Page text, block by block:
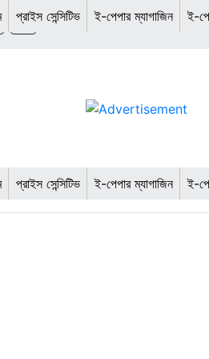
প্রাইস সেন্সিটিভ ই-পেপার ম্যাগাজিন ই-
প্রাইস সেন্সিটিভ ই-পেপার ম্যাগাজিন ই-